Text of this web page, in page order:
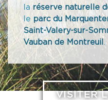
laréserve naturelle
le parc du
Saint-Valery-sur-
Vauban de Montreuil .
VISITER